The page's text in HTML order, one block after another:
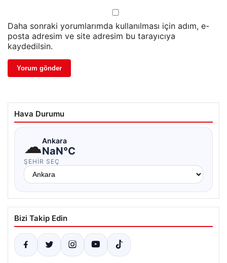
Daha sonraki yorumlarımda kullanılması için adım, e-
posta adresim ve site adresim bu tarayıcıya
kaydedilsin.
Hava Durumu
☁Ankara
NaN°C
ŞEHIR SEÇ
Bizi Takip Edin